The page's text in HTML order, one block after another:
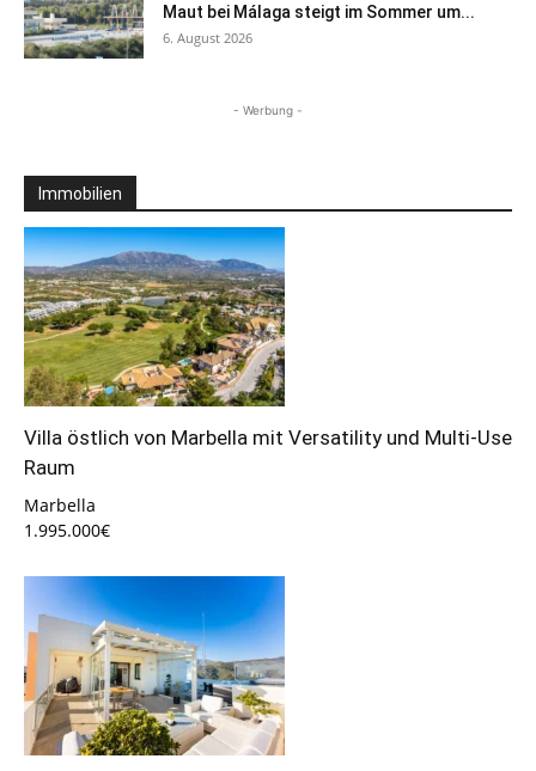
Maut bei Málaga steigt im Sommer um...
6. August 2026
- Werbung -
Immobilien
Villa östlich von Marbella mit Versatility und Multi-Use
Raum
Marbella
1.995.000€